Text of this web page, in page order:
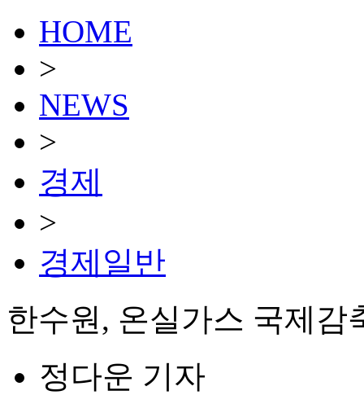
HOME
>
NEWS
>
경제
>
경제일반
한수원, 온실가스 국제감
정다운 기자